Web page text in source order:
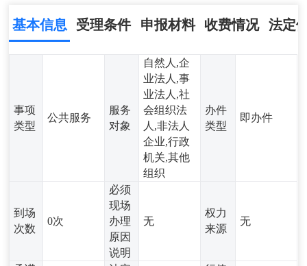
基本信息 受理条件 申报材料 收费情况 法定
事项
类型
公共服务
服务
对象
自然人,企
业法人,事
业法人,社
会组织法
人,非法人
企业,行政
机关,其他
组织
办件
类型
即办件
到场
次数
0次
必须
现场
办理
原因
说明
无
权力
来源
无